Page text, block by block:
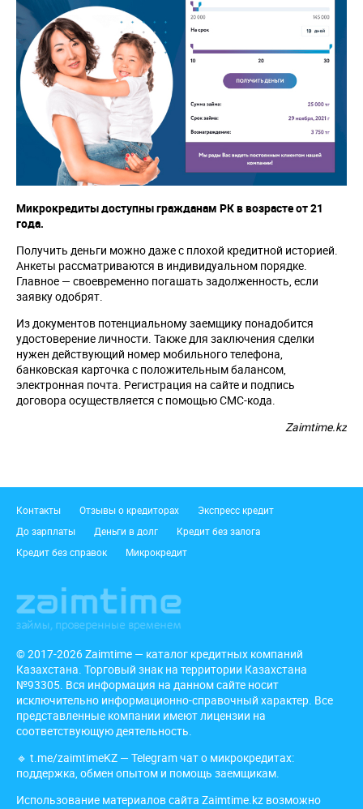
Микрокредиты доступны гражданам РК в возрасте от 21
года.
Получить деньги можно даже с плохой кредитной историей.
Анкеты рассматриваются в индивидуальном порядке.
Главное — своевременно погашать задолженность, если
заявку одобрят.
Из документов потенциальному заемщику понадобится
удостоверение личности. Также для заключения сделки
нужен действующий номер мобильного телефона,
банковская карточка с положительным балансом,
электронная почта. Регистрация на сайте и подпись
договора осуществляется с помощью СМС-кода.
Zaimtime.kz
Подвал
Контакты Отзывы о кредиторах
Экспресс кредит
До зарплаты
Деньги в долг
Кредит без залога
Кредит без справок
Микрокредит
© 2017-2026 Zaimtime — каталог кредитных компаний
Казахстана. Торговый знак на территории Казахстана
№93305. Вся информация на данном сайте носит
исключительно информационно-справочный характер. Все
представленные компании имеют лицензии на
соответствующую деятельность.
🔹 t.me/zaimtimeKZ — Telegram чат о микрокредитах:
поддержка, обмен опытом и помощь заемщикам.
Использование материалов сайта Zaimtime.kz возможно